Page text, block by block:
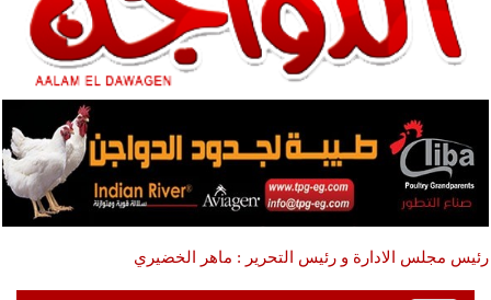
رئيس مجلس الادارة و رئيس التحرير : ماهر الخضيري